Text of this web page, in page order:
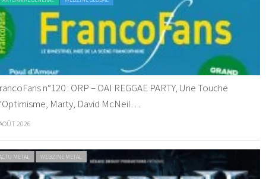
n°120 : ORP – OAI REGGAE PARTY, Une Touche
Marty, David McNeil…
2026
METAL WEBZINE METAL